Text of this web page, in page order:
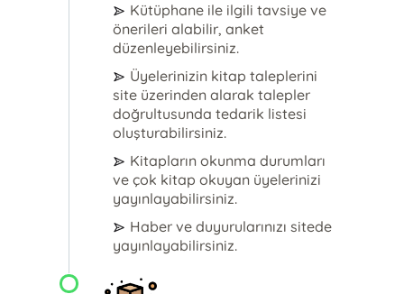
Kütüphane ile ilgili tavsiye ve
önerileri alabilir, anket
düzenleyebilirsiniz.
Üyelerinizin kitap taleplerini
site üzerinden alarak talepler
doğrultusunda tedarik listesi
oluşturabilirsiniz.
Kitapların okunma durumları
ve çok kitap okuyan üyelerinizi
yayınlayabilirsiniz.
Haber ve duyurularınızı sitede
yayınlayabilirsiniz.